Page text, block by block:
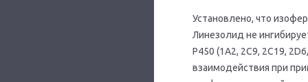
Установлено, что
Линезолид не
Р450 (1А2, 2С9, 2С19,
взаимодействия при